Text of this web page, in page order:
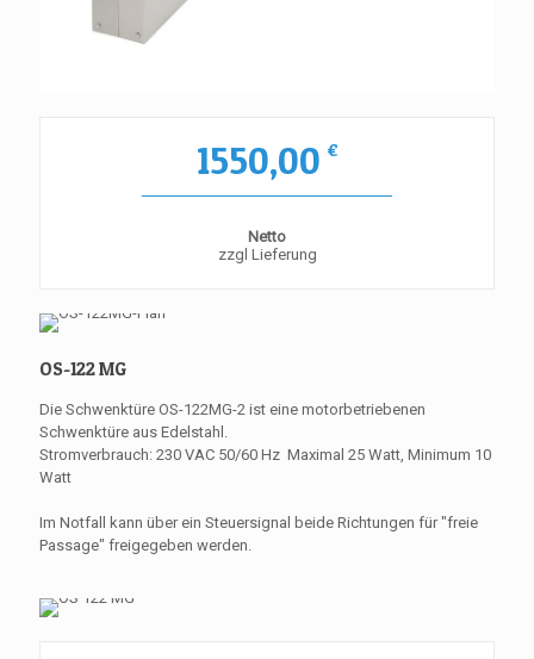
1550,00 €
Netto
zzgl Lieferung
OS-122 MG
Die Schwenktüre OS-122MG-2 ist eine motorbetriebenen
Schwenktüre aus Edelstahl.
Stromverbrauch: 230 VAC 50/60 Hz Maximal 25 Watt, Minimum 10
Watt
Im Notfall kann über ein Steuersignal beide Richtungen für "freie
Passage" freigegeben werden.